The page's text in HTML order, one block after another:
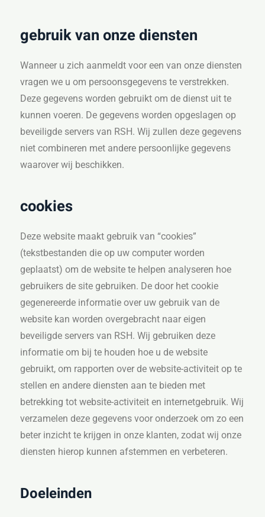
gebruik van onze diensten
Wanneer u zich aanmeldt voor een van onze diensten
vragen we u om persoonsgegevens te verstrekken.
Deze gegevens worden gebruikt om de dienst uit te
kunnen voeren. De gegevens worden opgeslagen op
beveiligde servers van RSH. Wij zullen deze gegevens
niet combineren met andere persoonlijke gegevens
waarover wij beschikken.
cookies
Deze website maakt gebruik van “cookies”
(tekstbestanden die op uw computer worden
geplaatst) om de website te helpen analyseren hoe
gebruikers de site gebruiken. De door het cookie
gegenereerde informatie over uw gebruik van de
website kan worden overgebracht naar eigen
beveiligde servers van RSH. Wij gebruiken deze
informatie om bij te houden hoe u de website
gebruikt, om rapporten over de website-activiteit op te
stellen en andere diensten aan te bieden met
betrekking tot website-activiteit en internetgebruik. Wij
verzamelen deze gegevens voor onderzoek om zo een
beter inzicht te krijgen in onze klanten, zodat wij onze
diensten hierop kunnen afstemmen en verbeteren.
Doeleinden